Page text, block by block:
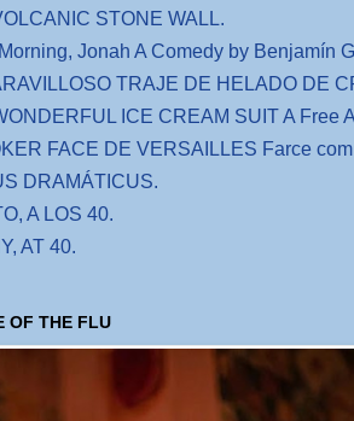
STONE WALL.
Jonah A Comedy by Benjamín
TRAJE DE HELADO DE
ICE CREAM SUIT A Free
FACE DE VERSAILLES Farce
DRAMÁTICUS.
A LOS 40.
AT 40.
OF THE FLU